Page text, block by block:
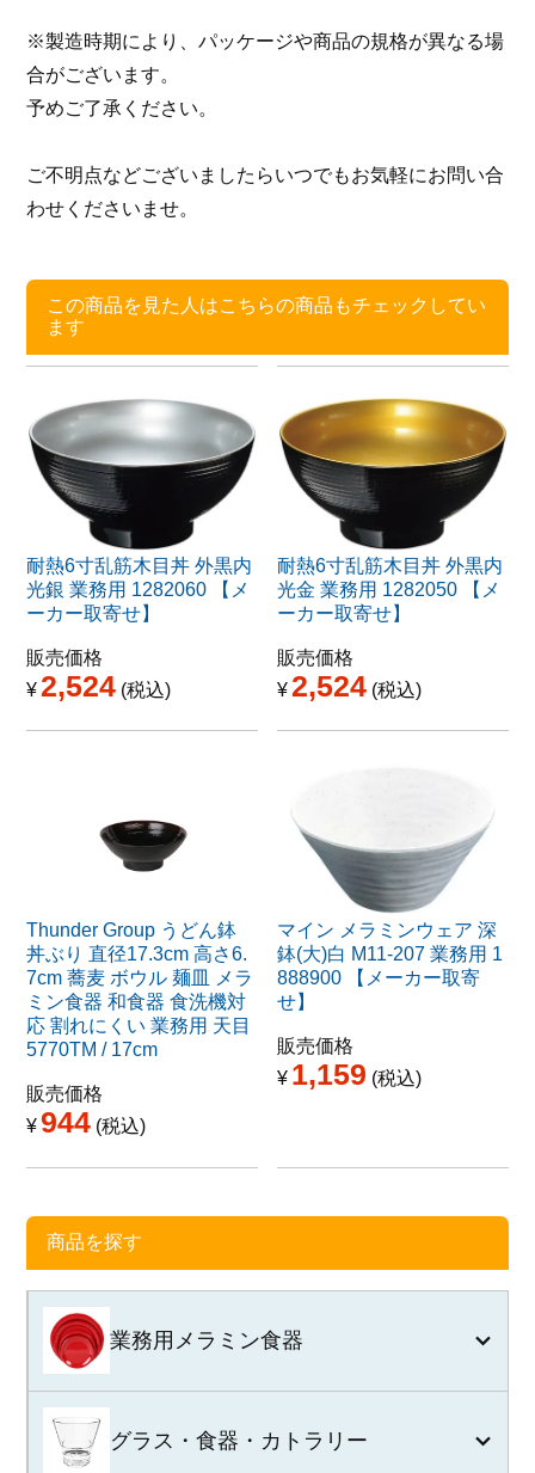
※製造時期により、パッケージや商品の規格が異なる場
合がございます。
予めご了承ください。
ご不明点などございましたらいつでもお気軽にお問い合
わせくださいませ。
この商品を見た人はこちらの商品もチェックしてい
ます
耐熱6寸乱筋木目丼 外黒内
光銀 業務用 1282060 【メ
ーカー取寄せ】
販売価格
¥2,524 税込
耐熱6寸乱筋木目丼 外黒内
光金 業務用 1282050 【メ
ーカー取寄せ】
販売価格
¥2,524 税込
Thunder Group うどん鉢
丼ぶり 直径17.3cm 高さ6.
7cm 蕎麦 ボウル 麺皿 メラ
ミン食器 和食器 食洗機対
応 割れにくい 業務用 天目
5770TM / 17cm
販売価格
¥944 税込
マイン メラミンウェア 深
鉢(大)白 M11-207 業務用 1
888900 【メーカー取寄
せ】
販売価格
¥ 1,159 税込
商品を探す
業務用メラミン食器
グラス・食器・カトラリー